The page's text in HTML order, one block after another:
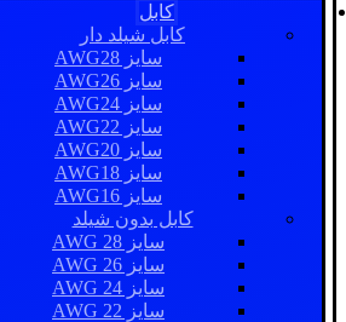
کابل
کابل شیلد دار
سایز AWG28
سایز AWG26
سایز AWG24
سایز AWG22
سایز AWG20
سایز AWG18
سایز AWG16
کابل بدون شیلد
سایز AWG 28
سایز AWG 26
سایز AWG 24
سایز AWG 22